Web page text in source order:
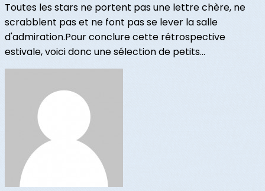
Toutes les stars ne portent pas une lettre chère, ne
scrabblent pas et ne font pas se lever la salle
d'admiration.Pour conclure cette rétrospective
estivale, voici donc une sélection de petits...